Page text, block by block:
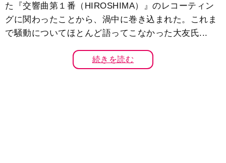
た『交響曲第１番（HIROSHIMA）』のレコーティン
グに関わったことから、渦中に巻き込まれた。これま
で騒動についてほとんど語ってこなかった大友氏...
続きを読む